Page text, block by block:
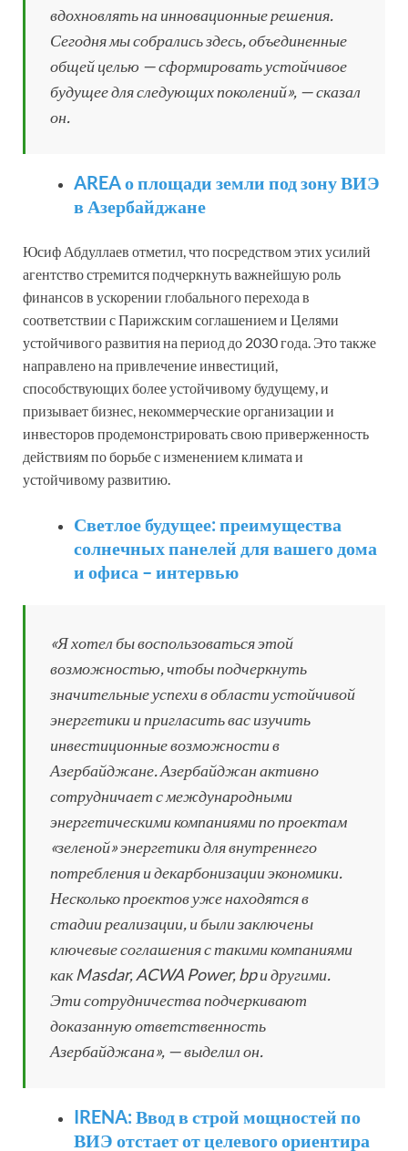
вдохновлять на инновационные решения.
Сегодня мы собрались здесь, объединенные
общей целью — сформировать устойчивое
будущее для следующих поколений», — сказал
он.
AREA о площади земли под зону ВИЭ
в Азербайджане
Юсиф Абдуллаев отметил, что посредством этих усилий
агентство стремится подчеркнуть важнейшую роль
финансов в ускорении глобального перехода в
соответствии с Парижским соглашением и Целями
устойчивого развития на период до 2030 года. Это также
направлено на привлечение инвестиций,
способствующих более устойчивому будущему, и
призывает бизнес, некоммерческие организации и
инвесторов продемонстрировать свою приверженность
действиям по борьбе с изменением климата и
устойчивому развитию.
Светлое будущее: преимущества
солнечных панелей для вашего дома
и офиса – интервью
«Я хотел бы воспользоваться этой
возможностью, чтобы подчеркнуть
значительные успехи в области устойчивой
энергетики и пригласить вас изучить
инвестиционные возможности в
Азербайджане. Азербайджан активно
сотрудничает с международными
энергетическими компаниями по проектам
«зеленой» энергетики для внутреннего
потребления и декарбонизации экономики.
Несколько проектов уже находятся в
стадии реализации, и были заключены
ключевые соглашения с такими компаниями
как Masdar, ACWA Power, bp и другими.
Эти сотрудничества подчеркивают
доказанную ответственность
Азербайджана», — выделил он.
IRENA: Ввод в строй мощностей по
ВИЭ отстает от целевого ориентира